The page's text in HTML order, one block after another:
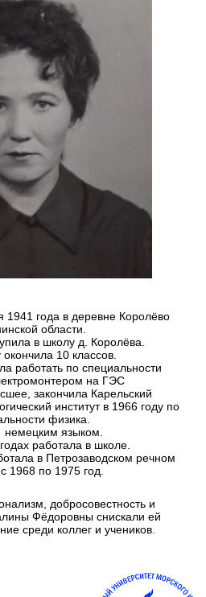
1941 года в деревне Королёво
области.
в школу д. Королёва.
10 классов.
работать по специальности
на ГЭС
закончила Карельский
институт в 1966 году по
физика.
языком.
работала в школе.
в Петрозаводском речном
1968 по 1975 год.
добросовестность и
Фёдоровны снискали ей
среди коллег и учеников.